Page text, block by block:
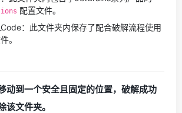
配置文件。
：此文件夹内保存了配合破解流程使用
。
动到一个安全且固定的位置，破解成功
该文件夹。